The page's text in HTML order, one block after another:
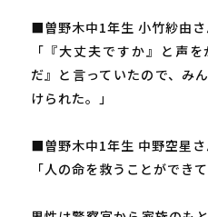
■曽野木中1年生 小竹紗由さ
「『大丈夫ですか』と声
だ』と言っていたので、み
けられた。」
■曽野木中1年生 中野空星さ
「人の命を救うことができ